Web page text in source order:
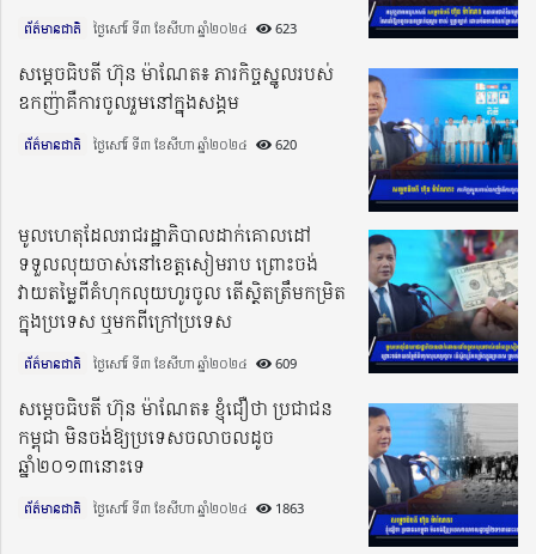
ព័ត៌មានជាតិ ថ្ងៃសៅរ៍ ទី៣ ខែសីហា ឆ្នាំ២០២៤​ 623
សម្តេចធិបតី ហ៊ុន ម៉ាណែត៖ ភារកិច្ចស្នូលរបស់
ឧកញ៉ាគឺការចូលរួមនៅក្នុងសង្គម
ព័ត៌មានជាតិ ថ្ងៃសៅរ៍ ទី៣ ខែសីហា ឆ្នាំ២០២៤​ 620
មូលហេតុដែលរាជរដ្ឋាភិបាលដាក់គោលដៅ
ទទួលលុយចាស់នៅខេត្តសៀមរាប ព្រោះចង់
វាយតម្លៃពីគំហុកលុយហូរចូល តើស្ថិតត្រឹមកម្រិត
ក្នុងប្រទេស ឬមកពីក្រៅប្រទេស
ព័ត៌មានជាតិ ថ្ងៃសៅរ៍ ទី៣ ខែសីហា ឆ្នាំ២០២៤​ 609
សម្តេចធិបតី ហ៊ុន ម៉ាណែត៖ ខ្ញុំជឿថា ប្រជាជន
កម្ពុជា មិនចង់ឱ្យប្រទេសចលាចលដូច
ឆ្នាំ២០១៣នោះទេ
ព័ត៌មានជាតិ ថ្ងៃសៅរ៍ ទី៣ ខែសីហា ឆ្នាំ២០២៤​ 1863